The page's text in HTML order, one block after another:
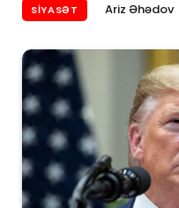
SIYASƏT Ariz Əhədov